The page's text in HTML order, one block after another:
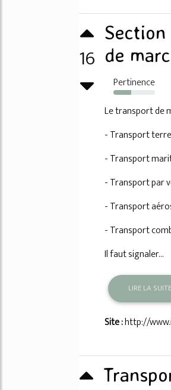
16 de
Pertinence
43%
Le transport de
- Transport
- Transport
- Transport par
- Transport
- Transport
Il faut signaler...
LIRE LA SUITE
Site :http://